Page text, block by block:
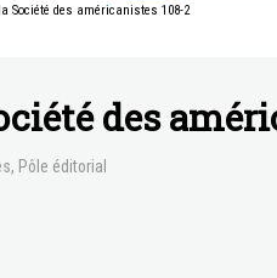
Société des américanistes 108-2
des
, Pôle éditorial